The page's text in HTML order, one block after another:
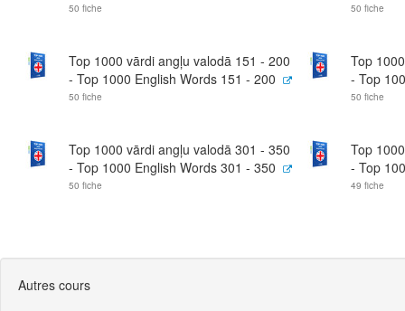
50 fiche 50 fiche
Top 1000 vārdi angļu valodā 151 - 200
- Top 1000 English Words 151 - 200
50 fiche
Top
- Top
50 fiche
Top 1000 vārdi angļu valodā 301 - 350
- Top 1000 English Words 301 - 350
50 fiche
Top
- Top
49 fiche
Autres cours